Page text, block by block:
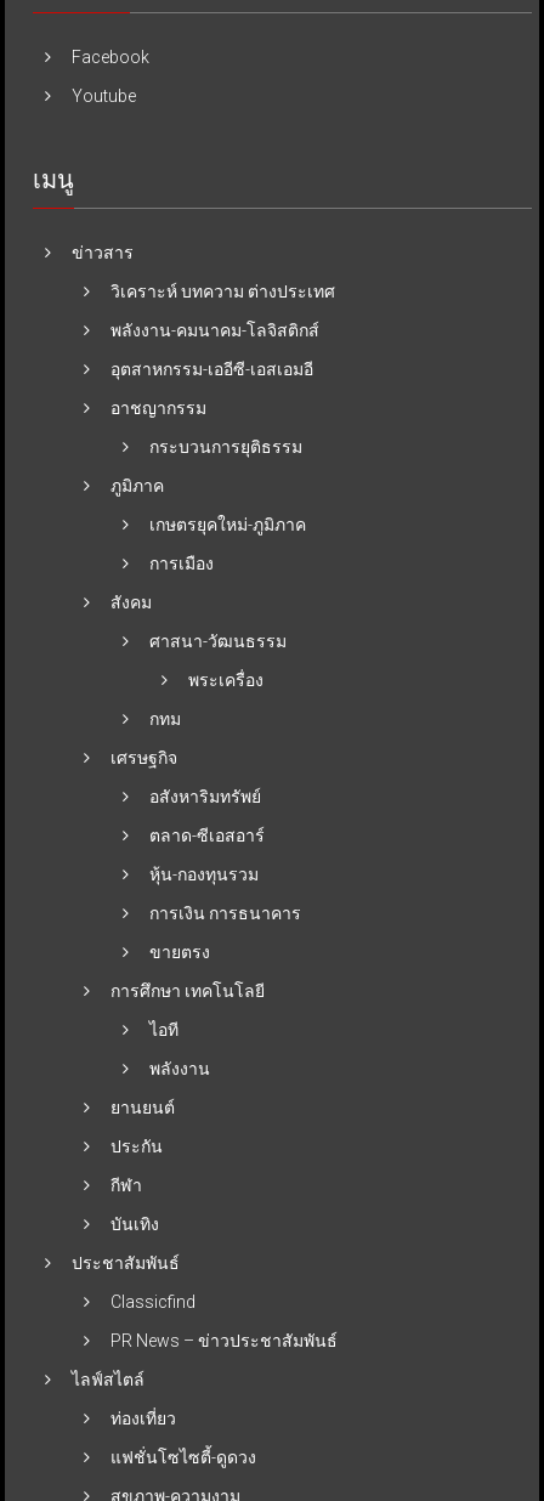
Facebook
Youtube
เมนู
ข่าวสาร
วิเคราะห์ บทความ ต่างประเทศ
พลังงาน-คมนาคม-โลจิสติกส์
อุตสาหกรรม-เออีซี-เอสเอมอี
อาชญากรรม
กระบวนการยุติธรรม
ภูมิภาค
เกษตรยุคใหม่-ภูมิภาค
การเมือง
สังคม
ศาสนา-วัฒนธรรม
พระเครื่อง
กทม
เศรษฐกิจ
อสังหาริมทรัพย์
ตลาด-ซีเอสอาร์
หุ้น-กองทุนรวม
การเงิน การธนาคาร
ขายตรง
การศึกษา เทคโนโลยี
ไอที
พลังงาน
ยานยนต์
ประกัน
กีฬา
บันเทิง
ประชาสัมพันธ์
Classicfind
PR News – ข่าวประชาสัมพันธ์
ไลฟ์สไตล์
ท่องเที่ยว
แฟชั่นโซไซตี้-ดูดวง
สุขภาพ-ความงาม